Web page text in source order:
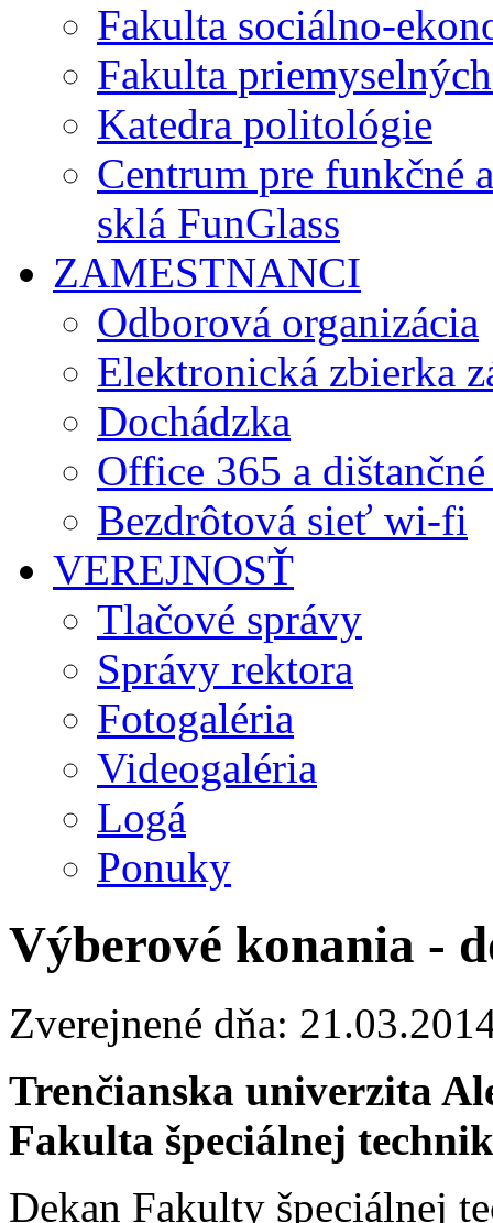
Fakulta sociálno-
Fakulta
Katedra politológie
Centrum pre funkčné
sklá FunGlass
ZAMESTNANCI
Odborová organizácia
Elektronická zbierka
Dochádzka
Office 365 a
Bezdrôtová sieť wi-fi
VEREJNOSŤ
Tlačové správy
Správy rektora
Fotogaléria
Videogaléria
Logá
Ponuky
Výberové konania -
Zverejnené dňa:
Trenčianska univerzita
Fakulta špeciálnej
Dekan Fakulty špeciálnej